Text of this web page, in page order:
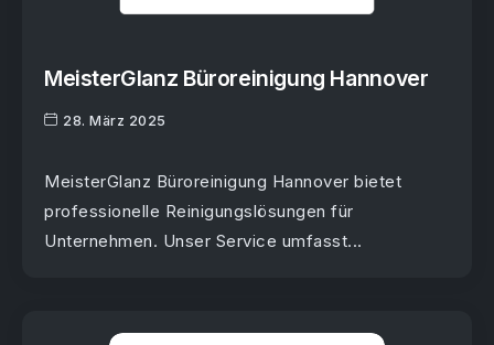
MeisterGlanz Büroreinigung Hannover
28. März 2025
MeisterGlanz Büroreinigung Hannover bietet
professionelle Reinigungslösungen für
Unternehmen. Unser Service umfasst...